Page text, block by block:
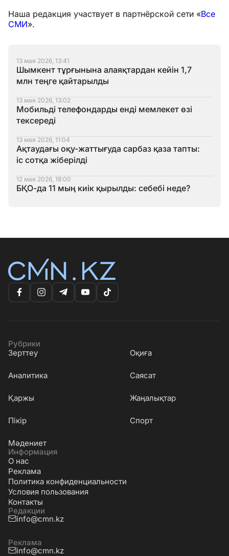
Наша редакция участвует в партнёрской сети «Все
СМИ».
13 мая 2026, 13:41
Шымкент тұрғынына алаяқтардан кейін 1,7
млн теңге қайтарылды
13 мая 2026, 13:02
Мобильді телефондарды енді мемлекет өзі
тексереді
13 мая 2026, 11:04
Ақтаудағы оқу-жаттығуда сарбаз қаза тапты:
іс сотқа жіберілді
12 мая 2026, 18:00
БҚО-да 11 мың киік қырылды: себебі неде?
Рубрики
Зерттеу
Оқиға
Аналитика Саясат
Қаржы Жаңалықтар
Пікір Спорт
Мәдениет
Информация
О нас
Реклама
Политика конфиденциальности
Условия пользования
Контакты
Редакции
info@cmn.kz
Реклама
info@cmn.kz